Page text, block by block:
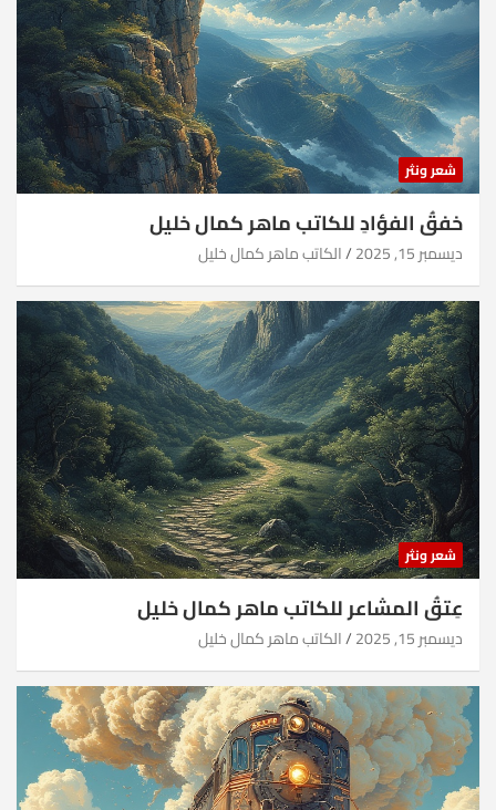
شعر ونثر
خفقُ الفؤادِ للكاتب ماهر كمال خليل
ديسمبر 15, 2025 الكاتب ماهر كمال خليل
شعر ونثر
عِتقُ المشاعر للكاتب ماهر كمال خليل
ديسمبر 15, 2025 الكاتب ماهر كمال خليل